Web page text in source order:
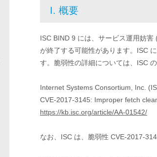
I. 概要
ISC BIND 9 には、サービス運用妨
が終了する可能性があります。ISC
す。脆弱性の詳細については、ISC
Internet Systems Consortium, Inc.
CVE-2017-3145: Improper fetch
https://kb.isc.org/article/AA-01542/
なお、ISC は、脆弱性 CVE-2017-